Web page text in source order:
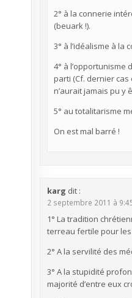
2° à la connerie
(beuark !).
3° à l’idéalisme à
4° à
parti (Cf. dernier cas
n’aurait jamais pu y
5° au totalitarisme
On est mal barré !
karg dit :
2 septembre 2011 à
1° La tradition
terreau fertile pour
2° A la servilité des
3° A la stupidité
majorité d’entre eux